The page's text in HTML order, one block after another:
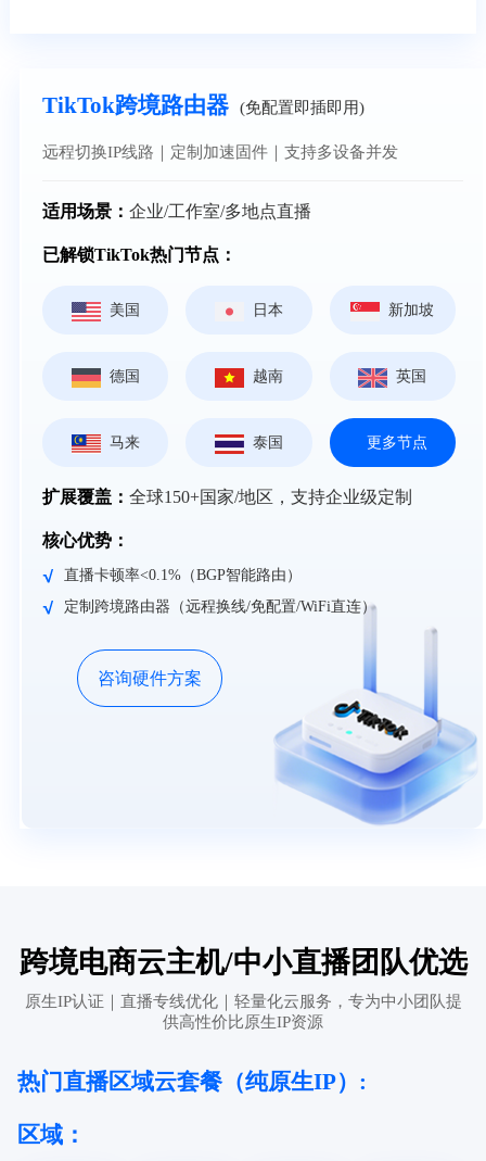
TikTok跨境路由器 (免配置即插即用)
远程切换IP线路｜定制加速固件｜支持多设备并发
适用场景：企业/工作室/多地点直播
已解锁TikTok热门节点：
美国 日本 新加坡
德国 越南 英国
马来 泰国 更多节点
扩展覆盖：全球150+国家/地区，支持企业级定制
核心优势：
直播卡顿率<0.1%（BGP智能路由）
定制跨境路由器（远程换线/免配置/WiFi直连）
咨询硬件方案
跨境电商云主机/中小直播团队优选
原生IP认证｜直播专线优化｜轻量化云服务，专为中小团队提
供高性价比原生IP资源
热门直播区域云套餐（纯原生IP）:
区域：